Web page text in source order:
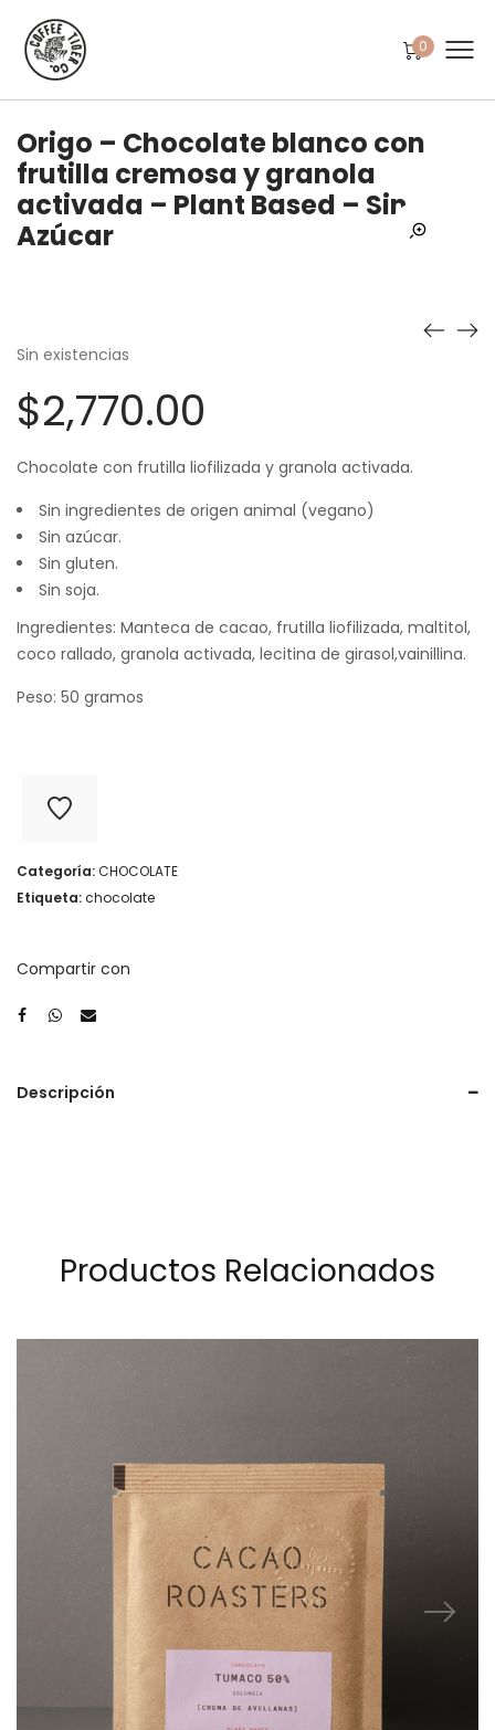
0
Origo – Chocolate blanco con
frutilla cremosa y granola
activada – Plant Based – Sin
Azúcar
Sin existencias
$2,770.00
Chocolate con frutilla liofilizada y granola activada.
Sin ingredientes de origen animal (vegano)
Sin azúcar.
Sin gluten.
Sin soja.
Ingredientes: Manteca de cacao, frutilla liofilizada, maltitol,
coco rallado, granola activada, lecitina de girasol,vainillina.
Peso: 50 gramos
Categoría:CHOCOLATE
Etiqueta:chocolate
Compartir con
Descripción
Productos Relacionados